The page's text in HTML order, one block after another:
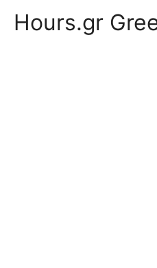
Hours.gr